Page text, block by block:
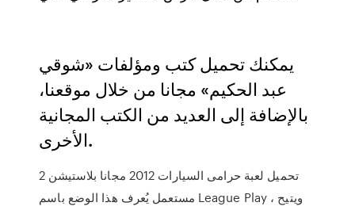
يمكنك تحميل كتب ومؤلفات «شوقي
عبد الحكيم» مجانا من خلال موقعنا،
بالإضافة إلى العديد من الكتب المجانية
الأخرى‏.
تحميل لعبة حرامى السيارات 2012 مجانا بلاستيشن 2
مستعمل يُعرف هذا الوضع باسم League Play ، ويتيح